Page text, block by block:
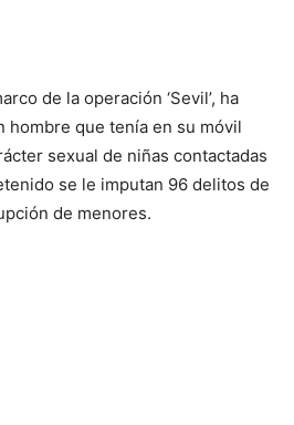
de la operación ‘Sevil’, ha
hombre que tenía en su móvil
sexual de niñas contactadas
se le imputan 96 delitos de
de menores.